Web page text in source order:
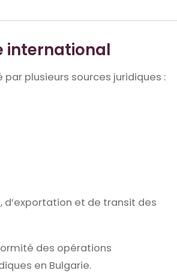
international
plusieurs sources juridiques :
et de transit des
des opérations
en Bulgarie.